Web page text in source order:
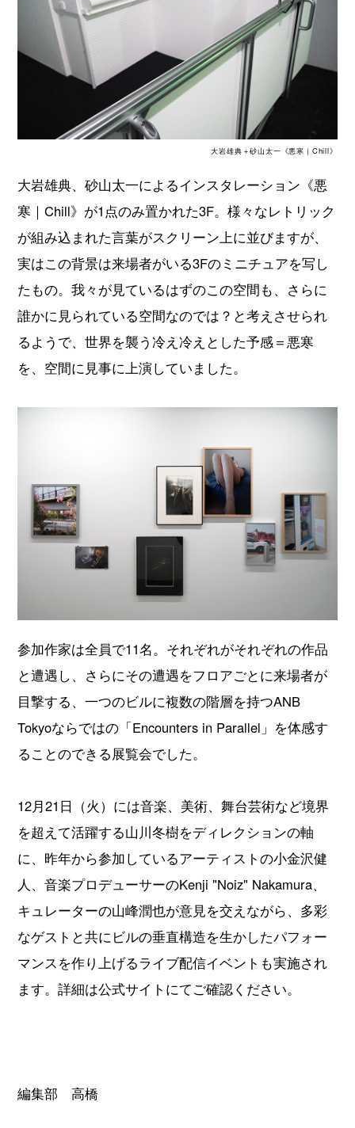
大岩雄典＋砂山太一《悪寒｜Chill》
大岩雄典、砂山太一によるインスタレーション《悪
寒｜Chill》が1点のみ置かれた3F。様々なレトリック
が組み込まれた言葉がスクリーン上に並びますが、
実はこの背景は来場者がいる3Fのミニチュアを写し
たもの。我々が見ているはずのこの空間も、さらに
誰かに見られている空間なのでは？と考えさせられ
るようで、世界を襲う冷え冷えとした予感＝悪寒
を、空間に見事に上演していました。
参加作家は全員で11名。それぞれがそれぞれの作品
と遭遇し、さらにその遭遇をフロアごとに来場者が
目撃する、一つのビルに複数の階層を持つANB
Tokyoならではの「Encounters in Parallel」を体感す
ることのできる展覧会でした。
12月21日（火）には音楽、美術、舞台芸術など境界
を超えて活躍する山川冬樹をディレクションの軸
に、昨年から参加しているアーティストの小金沢健
人、音楽プロデューサーのKenji "Noiz" Nakamura、
キュレーターの山峰潤也が意見を交えながら、多彩
なゲストと共にビルの垂直構造を生かしたパフォー
マンスを作り上げるライブ配信イベントも実施され
ます。詳細は公式サイトにてご確認ください。
編集部 高橋